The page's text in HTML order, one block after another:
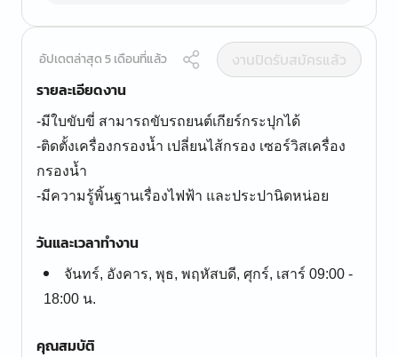
อัปเดตล่าสุด 5 เดือนที่แล้ว
งานปิดรับสมัครแล้ว
รายละเอียดงาน
-มีใบขับขี่ สามารถขับรถยนต์เกียร์กระปุกได้
-ติดตั้งเครื่องกรองน้ำ เปลี่ยนไส้กรอง เซอร์วิสเครื่อง
กรองน้ำ
วันและเวลาทำงาน
จันทร์, อังคาร, พุธ, พฤหัสบดี, ศุกร์, เสาร์ 09:00 -
18:00 น.
คุณสมบัติ